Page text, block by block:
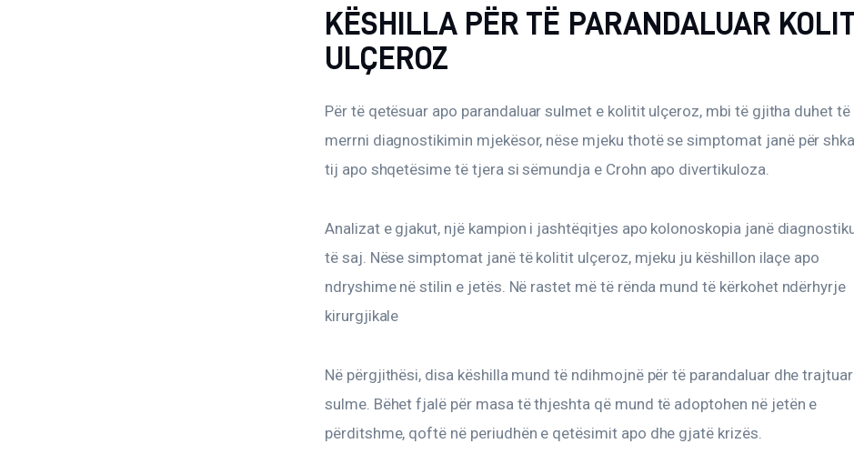
KËSHILLA PËR TË PARANDALUAR
ULÇEROZ
Për të qetësuar apo parandaluar sulmet e kolitit ulçeroz, mbi të gjitha duhet të
merrni diagnostikimin mjekësor, nëse mjeku thotë se simptomat janë për
tij apo shqetësime të tjera si sëmundja e Crohn apo divertikuloza.
Analizat e gjakut, një kampion i jashtëqitjes apo kolonoskopia janë
të saj. Nëse simptomat janë të kolitit ulçeroz, mjeku ju këshillon ilaçe apo
ndryshime në stilin e jetës. Në rastet më të rënda mund të kërkohet ndërhyrje
kirurgjikale
Në përgjithësi, disa këshilla mund të ndihmojnë për të parandaluar dhe
sulme. Bëhet fjalë për masa të thjeshta që mund të adoptohen në jetën e
përditshme, qoftë në periudhën e qetësimit apo dhe gjatë krizës.